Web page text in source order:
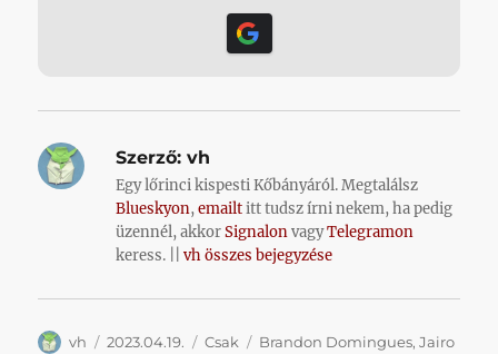
Szerző: vh
Egy lőrinci kispesti Kőbányáról. Megtalálsz
Blueskyon,emailtitt tudsz írni nekem, ha pedig
üzennél, akkorSignalonvagyTelegramon
keress. ||vh összes bejegyzése
Szerző
vh Közzétéve
2023.04.19. Kategória
Csak Címke
Brandon Domingues,Jairo